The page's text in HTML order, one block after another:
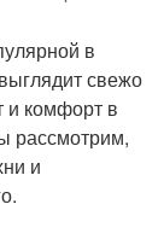
в
свежо
и комфорт в
рассмотрим,
и